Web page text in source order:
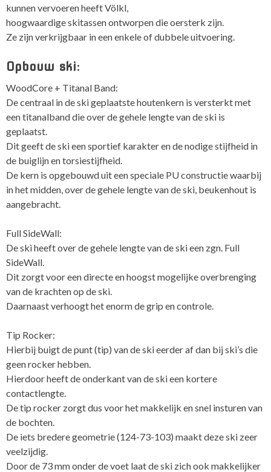
kunnen vervoeren heeft Völkl,
hoogwaardige skitassenontworpen die oersterk zijn.
Ze zijn verkrijgbaar in een enkele of dubbele uitvoering.
Opbouw ski:
WoodCore + Titanal Band:
De centraal in de ski geplaatste houtenkern is versterkt met
een titanalband die over de gehele lengte van de ski is
geplaatst.
Dit geeft de ski een sportief karakter en de nodige stijfheid in
de buiglijn en torsiestijfheid.
De kern is opgebouwd uit een speciale PU constructie waarbij
in het midden, over de gehele lengte van de ski, beukenhout is
aangebracht.
Full SideWall:
De ski heeft over de gehele lengte van de ski een zgn. Full
SideWall.
Dit zorgt voor een directe en hoogst mogelijke overbrenging
van de krachten op de ski.
Daarnaast verhoogt het enorm de grip en controle.
Tip Rocker:
Hierbij buigt de punt (tip) van de ski eerder af dan bij ski’s die
geen rocker hebben.
Hierdoor heeft de onderkant van de ski een kortere
contactlengte.
De tip rocker zorgt dus voor het makkelijk en snel insturen van
de bochten.
De iets bredere geometrie (124-73-103) maakt deze ski zeer
veelzijdig.
Door de 73 mm onder de voet laat de ski zich ook makkelijker